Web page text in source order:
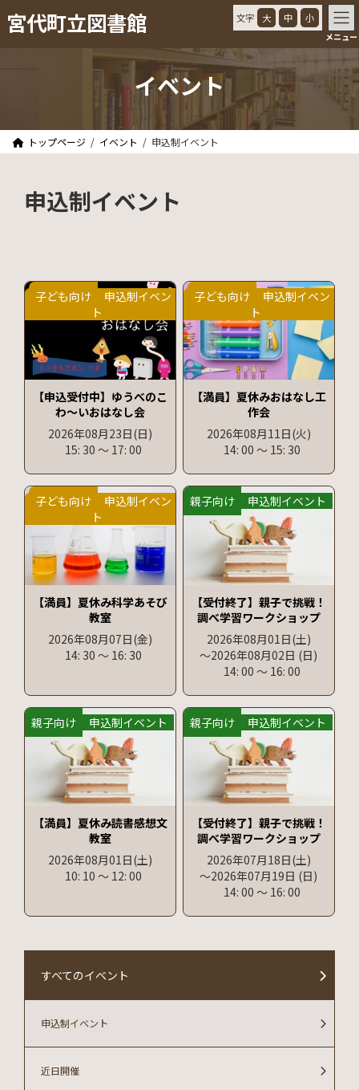
ン
プ
ビ
動
宮代町立図書館 文字 大 中 小
メニュー
イベント
トップページ イベント 申込制イベント
申込制イベント
子ども向け
申込制イベン
ト
【申込受付中】ゆうべのこ
わ～いおはなし会
2026年08月23日(日)
15: 30 〜 17: 00
子ども向け
申込制イベン
ト
【満員】夏休みおはなし工
作会
2026年08月11日(火)
14: 00 〜 15: 30
子ども向け
申込制イベン
ト
【満員】夏休み科学あそび
教室
2026年08月07日(金)
14: 30 〜 16: 30
親子向け 申込制イベント
【受付終了】親子で挑戦！
調べ学習ワークショップ
2026年08月01日(土)
〜2026年08月02日 (日)
14: 00 〜 16: 00
親子向け 申込制イベント
【満員】夏休み読書感想文
教室
2026年08月01日(土)
10: 10 〜 12: 00
親子向け 申込制イベント
【受付終了】親子で挑戦！
調べ学習ワークショップ
2026年07月18日(土)
〜2026年07月19日 (日)
14: 00 〜 16: 00
すべてのイベント
近日開催
申込制イベント